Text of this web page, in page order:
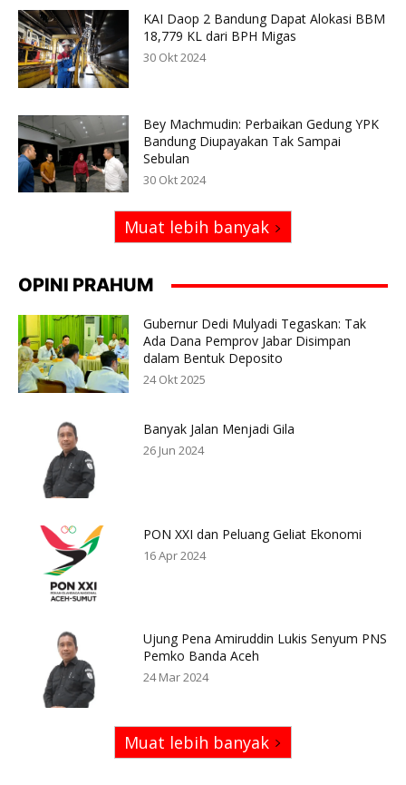
KAI Daop 2 Bandung Dapat Alokasi BBM
18,779 KL dari BPH Migas
30 Okt 2024
Bey Machmudin: Perbaikan Gedung YPK
Bandung Diupayakan Tak Sampai
Sebulan
30 Okt 2024
Muat lebih banyak
OPINI PRAHUM
Gubernur Dedi Mulyadi Tegaskan: Tak
Ada Dana Pemprov Jabar Disimpan
dalam Bentuk Deposito
24 Okt 2025
Banyak Jalan Menjadi Gila
26 Jun 2024
PON XXI dan Peluang Geliat Ekonomi
16 Apr 2024
Ujung Pena Amiruddin Lukis Senyum PNS
Pemko Banda Aceh
24 Mar 2024
Muat lebih banyak